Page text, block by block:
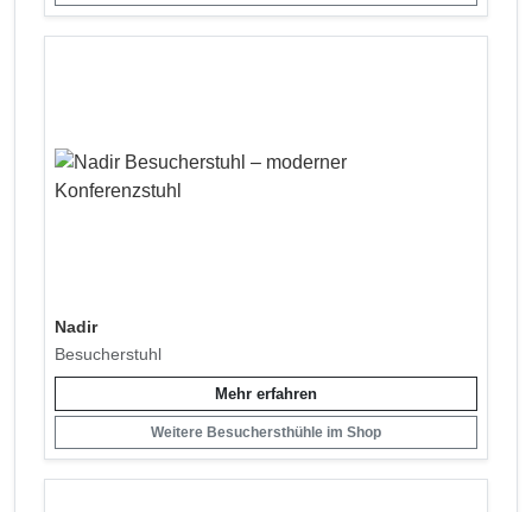
Nadir
Besucherstuhl
Mehr erfahren
Weitere Besuchersthühle im Shop